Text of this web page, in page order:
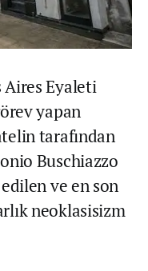
Aires Eyaleti
yapan
tarafından
Buschiazzo
ve en son
neoklasisizm